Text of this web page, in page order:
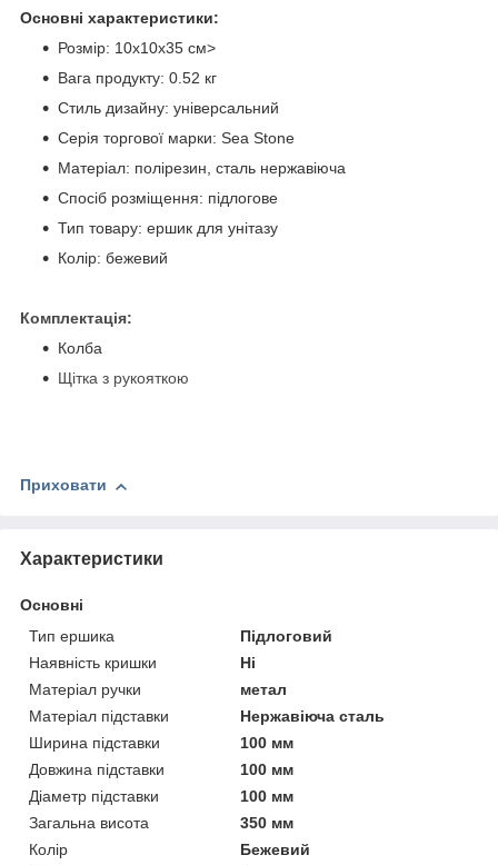
Основні характеристики:
Розмір: 10х10х35 см>
Вага продукту: 0.52 кг
Стиль дизайну: універсальний
Серія торгової марки: Sea Stone
Матеріал: полірезин, сталь нержавіюча
Спосіб розміщення: підлогове
Тип товару: ершик для унітазу
Колір: бежевий
Комплектація:
Колба
Щітка з рукояткою
Приховати
Характеристики
Основні
Тип ершика
Підлоговий
Наявність кришки
Ні
Матеріал ручки
метал
Матеріал підставки
Нержавіюча сталь
Ширина підставки
100 мм
Довжина підставки
100 мм
Діаметр підставки
100 мм
Загальна висота
350 мм
Колір
Бежевий